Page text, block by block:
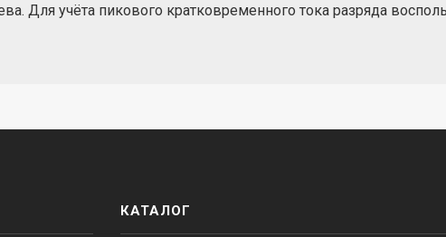
Для учёта пикового кратковременного тока разряда
КАТАЛОГ